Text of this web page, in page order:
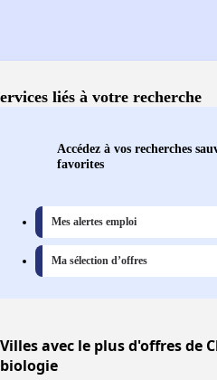
liés à votre recherche
Accédez à vos recherches
favorites
Mes alertes emploi
Ma sélection d’offres
Villesavec le plus d'offres de
biologie